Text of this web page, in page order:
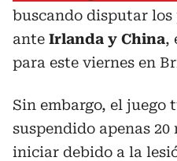
buscando disputar
ante Irlanda y China,
para este viernes en
Sin embargo, el juego
suspendido apenas
iniciar debido a la